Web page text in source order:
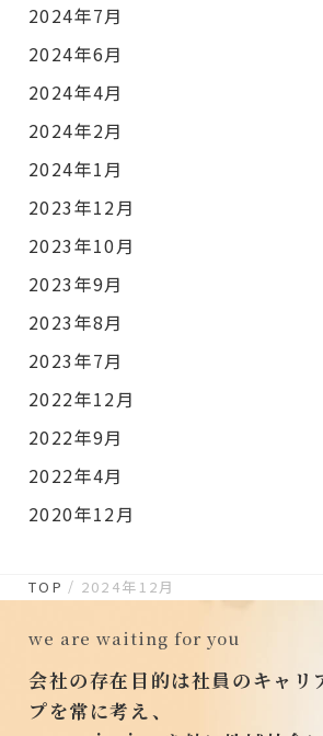
2024年7月
2024年6月
2024年4月
2024年2月
2024年1月
2023年12月
2023年10月
2023年9月
2023年8月
2023年7月
2022年12月
2022年9月
2022年4月
2020年12月
TOP 2024年12月
we are waiting for you
会社の存在目的は社員のキャリ
プを常に考え、